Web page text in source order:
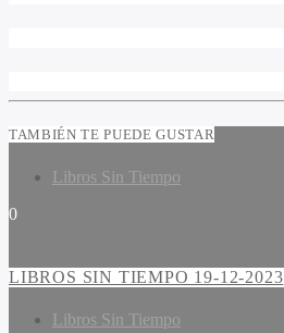
TAMBIÉN TE PUEDE GUSTAR
Libros Sin Tiempo
0
LIBROS SIN TIEMPO 19-12-2023
Libros Sin Tiempo